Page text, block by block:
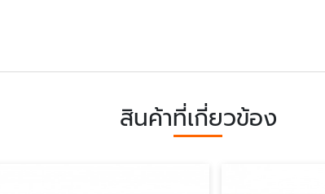
สินค้าที่เกี่ยวข้อง